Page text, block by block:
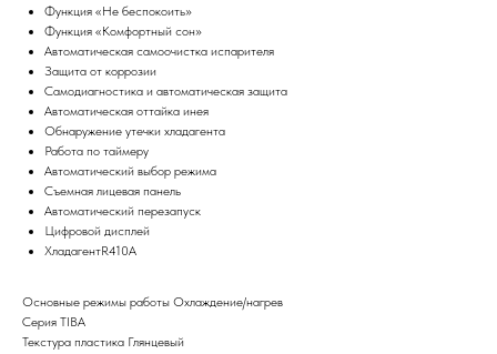
Функция «Не беспокоить»
Функция «Комфортный сон»
Автоматическая самоочистка испарителя
Защита от коррозии
Самодиагностика и автоматическая защита
Автоматическая оттайка инея
Обнаружение утечки хладагента
Работа по таймеру
Автоматический выбор режима
Съемная лицевая панель
Автоматический перезапуск
Цифровой дисплей
ХладагентR410A
Основные режимы работы Охлаждение/нагрев
Серия TIBA
Текстура пластика Глянцевый